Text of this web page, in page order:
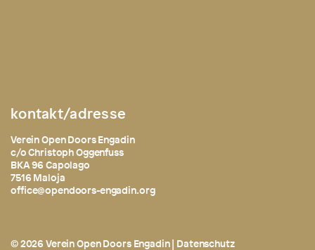
kontakt/adresse
Verein Open Doors Engadin
c/o Christoph Oggenfuss
BKA 96 Capolago
7516 Maloja
office@opendoors-engadin.org
© 2026 Verein Open Doors Engadin | Datenschutz